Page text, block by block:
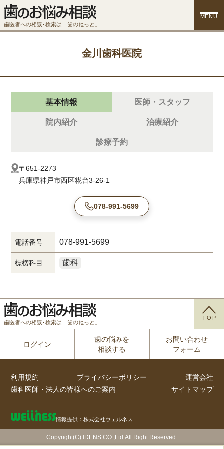
歯医者への相談･検索は「歯のねっと」
MENU
金川歯科医院
基本情報 医師・スタッフ
院内紹介 治療紹介
診療予約
〒651-2273
兵庫県神戸市西区糀台3-26-1
078-991-5699
電話番号 078-991-5699
標榜科目 歯科
歯医者への相談･検索は「歯のねっと」
TOP
ログイン
歯の悩みを
相談する
お問い合わせ
フォーム
利用規約 プライバシーポリシー
運営会社
歯科医師・法人の皆様へのご案内
サイトマップ
情報提供：株式会社ウェルネス
Copyright(C) IDENS CO.,Ltd.All Right Reserved.